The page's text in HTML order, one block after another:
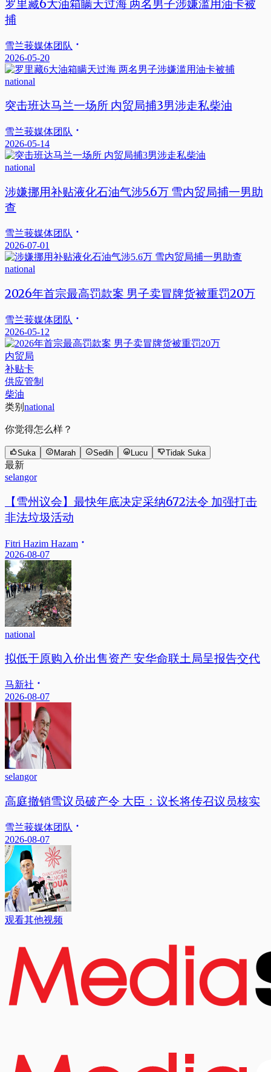
罗里藏6大油箱瞒天过海 两名男子涉嫌滥用油卡被
捕
雪兰莪媒体团队
2026-05-20
national
突击班达马兰一场所 内贸局捕3男涉走私柴油
雪兰莪媒体团队
2026-05-14
national
涉嫌挪用补贴液化石油气涉5.6万 雪内贸局捕一男助
查
雪兰莪媒体团队
2026-07-01
national
2026年首宗最高罚款案 男子卖冒牌货被重罚20万
雪兰莪媒体团队
2026-05-12
内贸局
补贴卡
供应管制
柴油
类别 national
你觉得怎么样？
Suka Marah Sedih Lucu Tidak Suka
最新
selangor
【雪州议会】最快年底决定采纳672法令 加强打击
非法垃圾活动
Fitri Hazim Hazam
2026-08-07
national
拟低于原购入价出售资产 安华命联土局呈报告交代
马新社
2026-08-07
selangor
高庭撤销雪议员破产令 大臣：议长将传召议员核实
雪兰莪媒体团队
2026-08-07
观看其他视频